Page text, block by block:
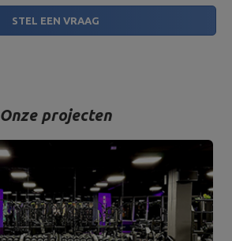
STEL EEN VRAAG
Onze projecten